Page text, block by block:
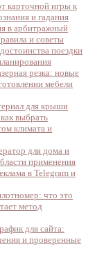
карточной игры к
и гадания
в арбитражный
и советы
поездки
резка: новые
мебели
для крыши
выбрать
климата и
для дома и
применения
в Telegram и
что это
метод
для сайта:
и проверенные